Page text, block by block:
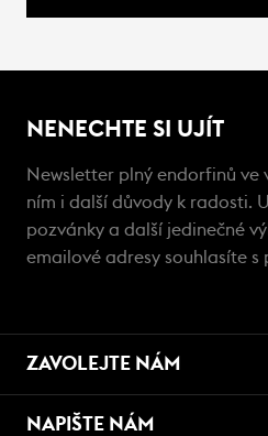
NENECHTE SI UJÍT
Newsletter plný endorfinů ve
ním i další důvody k radosti.
pozvánky a další jedinečné
emailové adresy souhlasíte s
ZAVOLEJTE NÁM
NAPIŠTE NÁM